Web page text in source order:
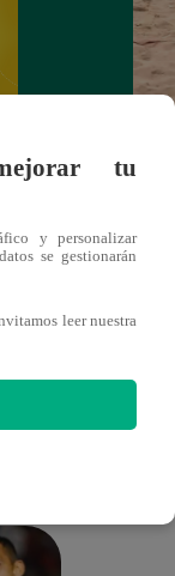
tu
y personalizar
se gestionarán
leer nuestra